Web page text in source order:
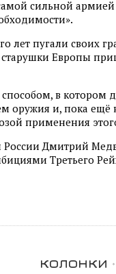
сильной армией
лет пугали своих
Европы
в котором
оружия и, пока ещё
применения
России Дмитрий
Третьего
колонки